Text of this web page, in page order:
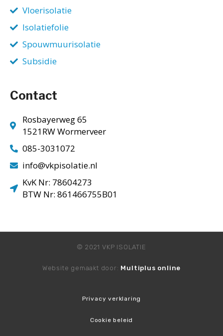
Vloerisolatie
Isolatiefolie
Spouwmuurisolatie
Subsidie
Contact
Rosbayerweg 65
1521RW Wormerveer
085-3031072
info@vkpisolatie.nl
KvK Nr: 78604273
BTW Nr: 861466755B01
© 2021 VKP ISOLATIE
Website gemaakt door: Multiplus online
Privacy verklaring
Cookie beleid